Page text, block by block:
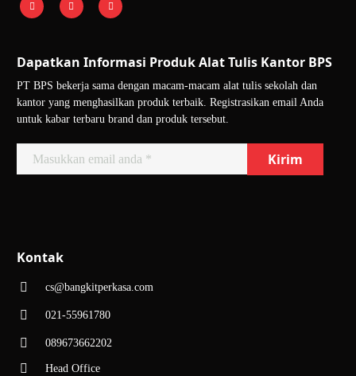
Dapatkan Informasi Produk Alat Tulis Kantor BPS
PT BPS bekerja sama dengan macam-macam alat tulis sekolah dan
kantor yang menghasilkan produk terbaik. Registrasikan email Anda
untuk kabar terbaru brand dan produk tersebut.
Kontak
cs@bangkitperkasa.com
021-55961780
089673662202
Head Office